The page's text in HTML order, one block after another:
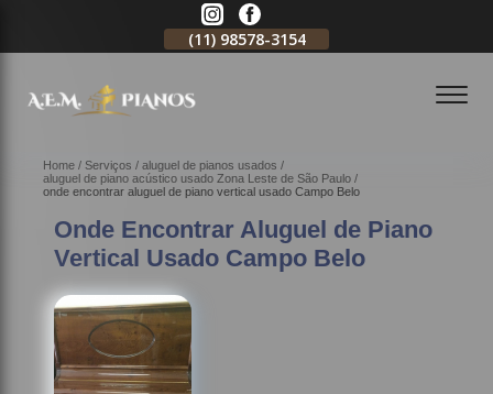
(11) 98578-3154
Home Serviços
aluguel de pianos usados
aluguel de piano acústico usado Zona Leste de São Paulo
onde encontrar aluguel de piano vertical usado Campo Belo
Onde Encontrar Aluguel de Piano
Vertical Usado Campo Belo